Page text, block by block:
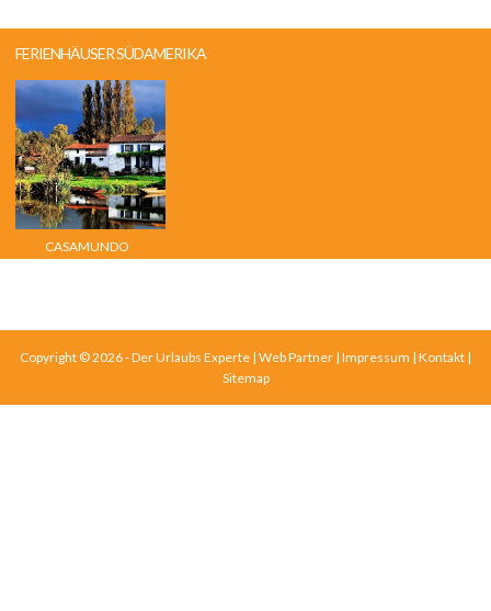
FERIENHÄUSER SÜDAMERIKA
CASAMUNDO
Copyright © 2026 - Der Urlaubs Experte | Web Partner | Impressum | Kontakt |
Sitemap